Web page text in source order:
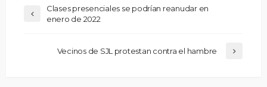
Clases presenciales se podrían reanudar en
enero de 2022
Vecinos de SJL protestan contra el hambre